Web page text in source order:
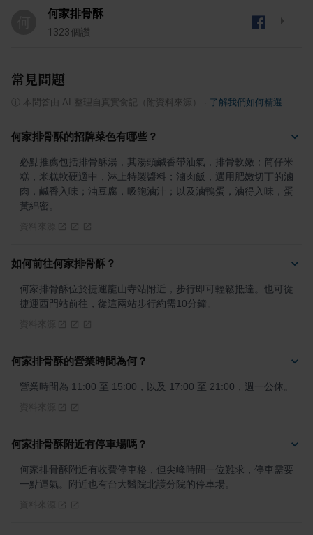
何家排骨酥
1323個讚
常見問題
本問答由 AI 整理自真實食記（附資料來源） 了解我們如何精選
何家排骨酥的招牌菜色有哪些？
必點推薦包括排骨酥湯，其湯頭鹹香帶油氣，排骨軟嫩；筒仔米
糕，米糕軟硬適中，淋上特製醬料；滷肉飯，選用肥嫩切丁的滷
肉，鹹香入味；油豆腐，吸飽滷汁；以及滷鴨蛋，滷得入味，蛋
黃綿密。
如何前往何家排骨酥？
何家排骨酥位於捷運龍山寺站附近，步行即可輕鬆抵達。也可從
捷運西門站前往，從這兩站步行約需10分鐘。
何家排骨酥的營業時間為何？
營業時間為 11:00 至 15:00，以及 17:00 至 21:00，週一公休。
何家排骨酥附近有停車場嗎？
何家排骨酥附近有收費停車格，但尖峰時間一位難求，停車需要
一點運氣。附近也有台大醫院北護分院的停車場。